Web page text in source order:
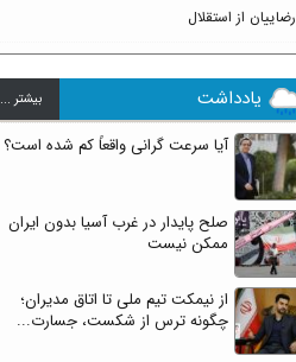
رضاییان از استقلال
یادداشت بيشتر ...
آیا سرعت گرانی واقعاً کم شده است؟
صلح پایدار در غرب آسیا بدون ایران
ممکن نیست
از نیمکت تیم ملی تا اتاق مدیران؛
چگونه ترس از شکست، جسارت...